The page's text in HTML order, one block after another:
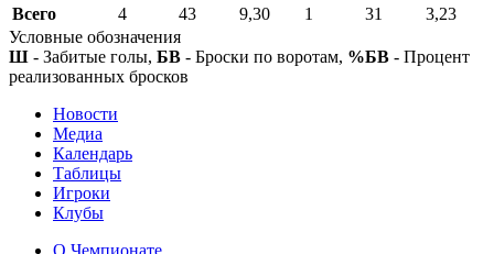
Всего
4 43 9,30 1 31
3,23
Условные обозначения
Ш - Забитые голы, БВ - Броски по воротам, %БВ - Процент
реализованных бросков
Новости
Медиа
Календарь
Таблицы
Игроки
Клубы